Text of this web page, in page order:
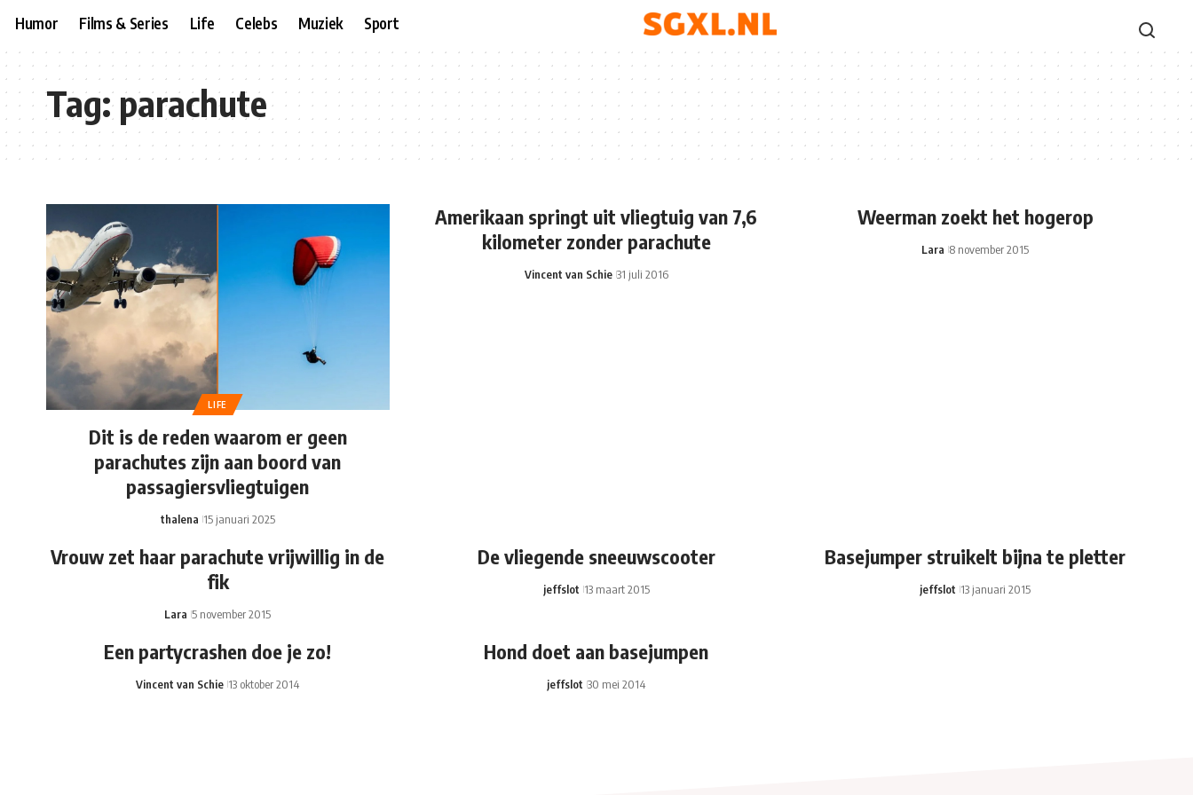
Humor Films & Series Life Celebs Muziek Sport
Tag:parachute
LIFE
Dit is de reden waarom er geen
parachutes zijn aan boord van
passagiersvliegtuigen
thalena 15 januari 2025
Amerikaan springt uit vliegtuig van 7,6
kilometer zonder parachute
Vincent van Schie 31 juli 2016
Weerman zoekt het hogerop
Lara 8 november 2015
Vrouw zet haar parachute vrijwillig in de
fik
Lara 5 november 2015
De vliegende sneeuwscooter
jeffslot 13 maart 2015
Basejumper struikelt bijna te pletter
jeffslot 13 januari 2015
Een partycrashen doe je zo!
Vincent van Schie 13 oktober 2014
Hond doet aan basejumpen
jeffslot 30 mei 2014